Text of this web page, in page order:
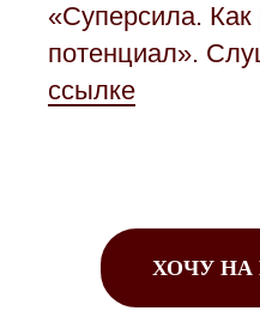
«Суперсила. Как
потенциал».
ссылке
ХОЧУ НА